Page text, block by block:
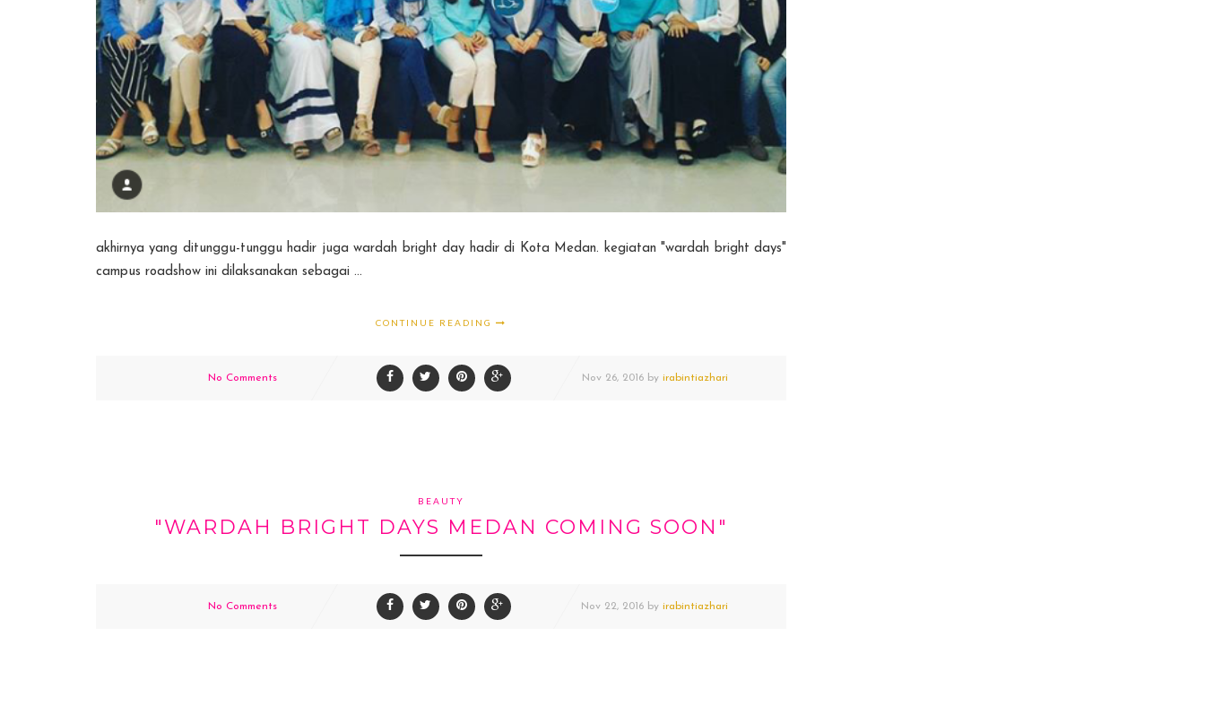
akhirnya yang ditunggu-tunggu hadir juga wardah bright day hadir di Kota Medan. kegiatan "wardah bright days"
campus roadshow ini dilaksanakan sebagai ...
CONTINUE READING
No Comments Nov 26, 2016 by irabintiazhari
BEAUTY
"WARDAH BRIGHT DAYS MEDAN COMING SOON"
No Comments Nov 22, 2016 by irabintiazhari